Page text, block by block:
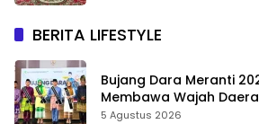
BERITA LIFESTYLE
Bujang Dara Meranti
Membawa Wajah
5 Agustus 2026